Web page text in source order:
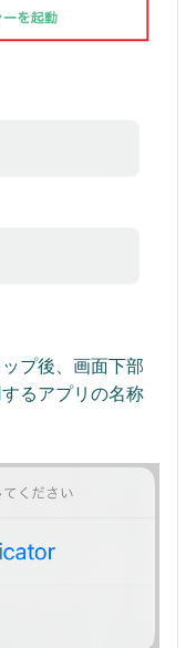
プ後、画面下部
るアプリの名称